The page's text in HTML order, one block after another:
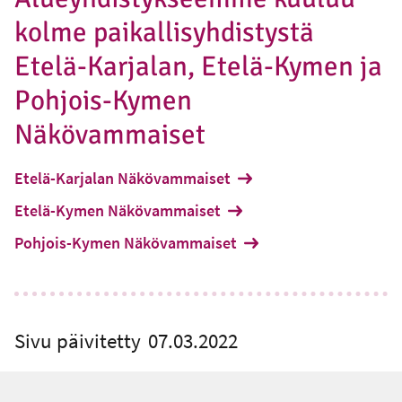
kolme paikallisyhdistystä
Etelä-Karjalan, Etelä-Kymen ja
Pohjois-Kymen
Näkövammaiset
Etelä-Karjalan Näkövammaiset
Etelä-Kymen Näkövammaiset
Pohjois-Kymen Näkövammaiset
Sivu päivitetty 07.03.2022